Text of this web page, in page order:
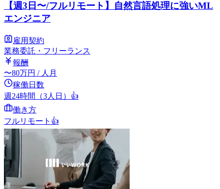
【週3日〜/フルリモート】自然言語処理に強いML
エンジニア
雇用契約
業務委託・フリーランス
報酬
〜80万円 / 人月
稼働日数
週24時間（3人日） 👍
働き方
フルリモート 👍